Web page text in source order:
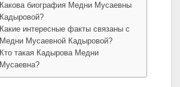
Какова биография Медни Мусаевны
Кадыровой?
Какие интересные факты связаны с
Медни Мусаевной Кадыровой?
Кто такая Кадырова Медни
Мусаевна?